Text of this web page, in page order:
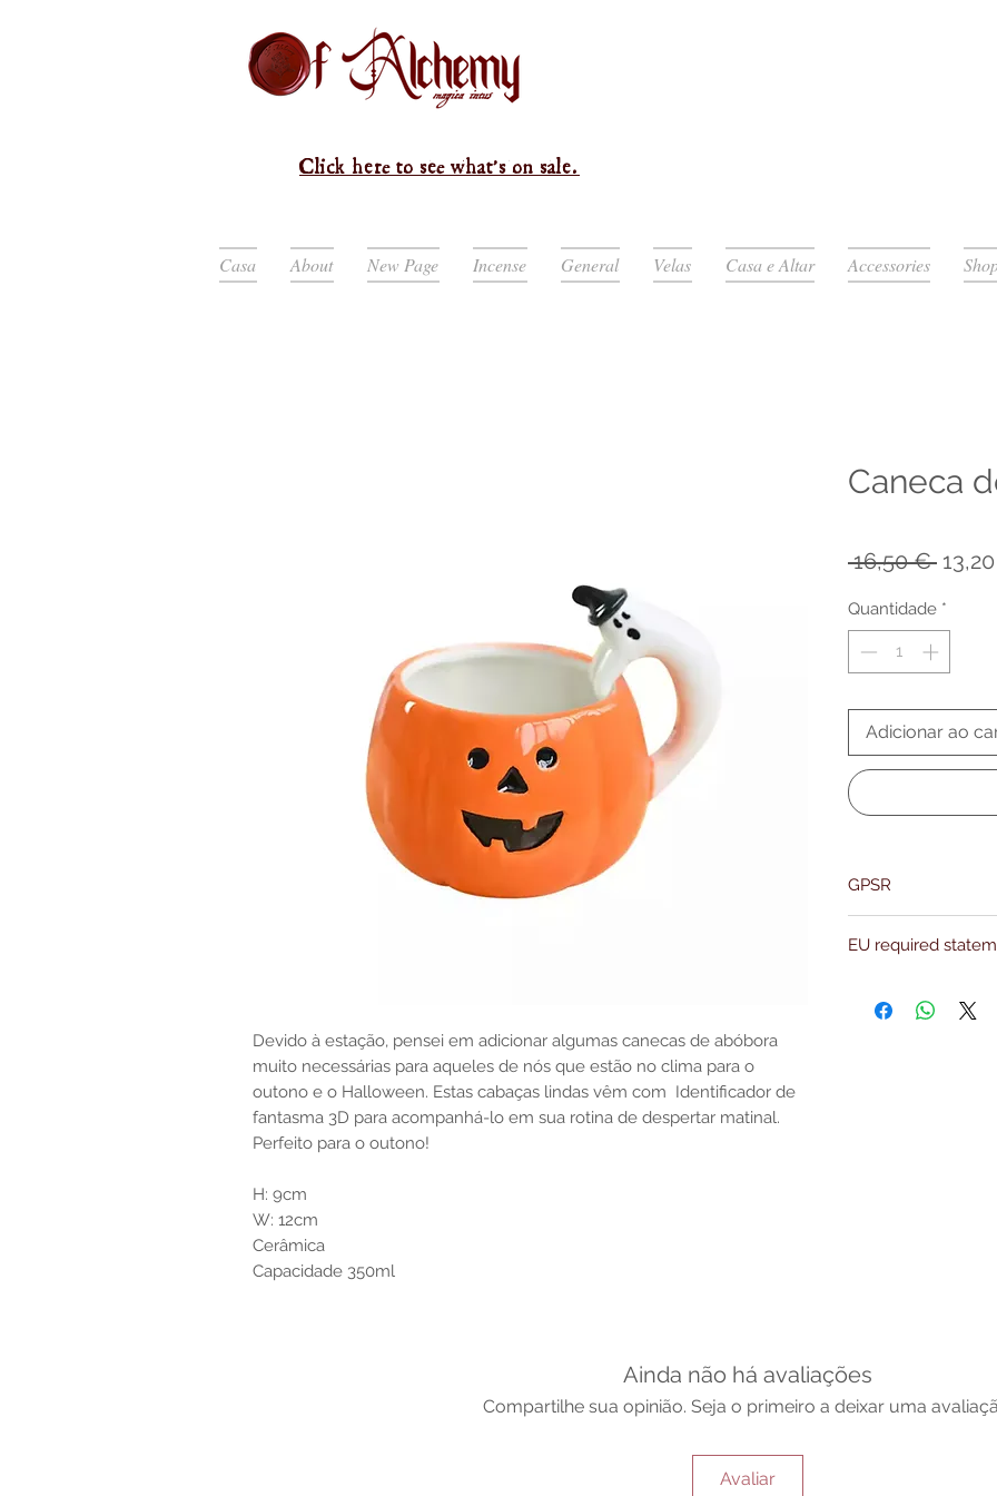
Click here to see what's on sale.
Casa About New Page Incense General Velas Casa e Altar Accessories
Devido à estação, pensei em adicionar algumas canecas de abóbora
muito necessárias para aqueles de nós que estão no clima para o
outono e o Halloween. Estas cabaças lindas vêm com Identificador de
fantasma 3D para acompanhá-lo em sua rotina de despertar matinal.
Perfeito para o outono!
H: 9cm
W: 12cm
Cerâmica
Capacidade 350ml
Caneca
16,50 € Preço
Quantidade *
Adicionar ao
GPSR
Address: Kievitdreef
EU required
the properties or
Ainda não há avaliações
Compartilhe sua opinião. Seja o primeiro a deixar uma
Avaliar